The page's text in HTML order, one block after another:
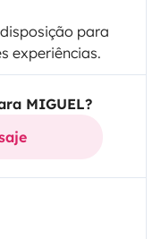
para
experiências.
MIGUEL?